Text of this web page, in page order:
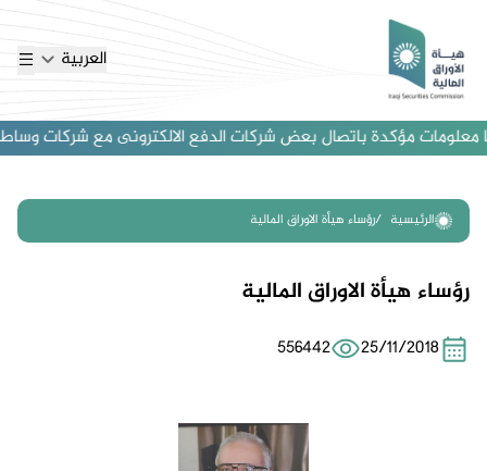
العربية
معلومات مؤكدة باتصال بعض شركات الدفع الالكترونى مع شركات وساطة
الرئيسية رؤساء هيأة الاوراق المالية
رؤساء هيأة الاوراق المالية
25/11/2018
556442